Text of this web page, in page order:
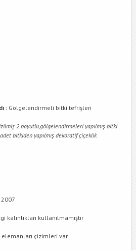
: Gölgelendirmeli bitki tefrişleri
2 boyutlu,gölgelendirmeleri yapılmış bitki
bitkiden yapılmış dekoratif çiçeklik
kalınlıkları kullanılmamıştır
elemanları çizimleri var